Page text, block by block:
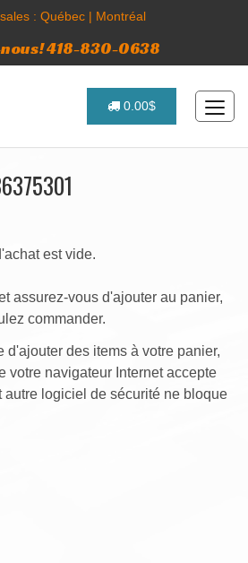
: Québec| Montréal
418-830-0638
0.00$
est vide.
assurez-vous d'ajouter au panier,
commander.
d'ajouter des items à votre panier,
votre navigateur Internet accepte
autre logiciel de sécurité ne bloque